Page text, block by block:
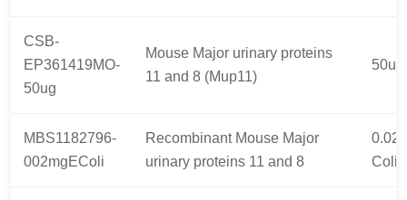
CSB-
EP361419MO-
50ug
Mouse Major urinary proteins
11 and 8 (Mup11)
50ug
MBS1182796-
002mgEColi
Recombinant Mouse Major
urinary proteins 11 and 8
Coli)